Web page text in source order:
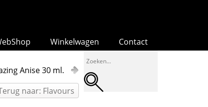
Winkelwagen Contact
Anise 30 ml.
naar: Flavours